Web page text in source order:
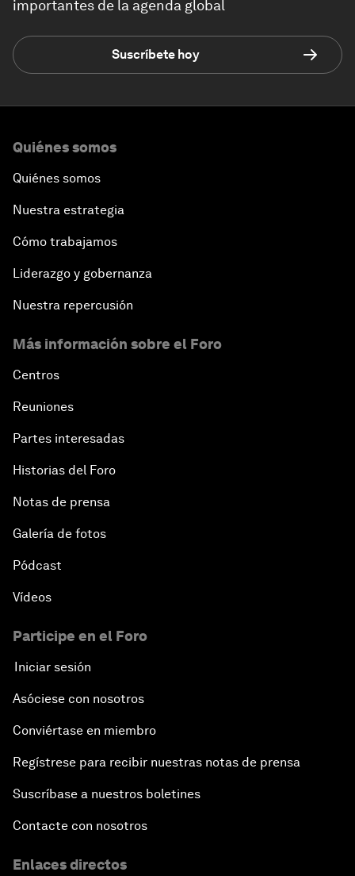
importantes de la agenda global
Suscríbete hoy
Quiénes somos
Quiénes somos
Nuestra estrategia
Cómo trabajamos
Liderazgo y gobernanza
Nuestra repercusión
Más información sobre el Foro
Centros
Reuniones
Partes interesadas
Historias del Foro
Notas de prensa
Galería de fotos
Pódcast
Vídeos
Participe en el Foro
Iniciar sesión
Asóciese con nosotros
Conviértase en miembro
Regístrese para recibir nuestras notas de prensa
Suscríbase a nuestros boletines
Contacte con nosotros
Enlaces directos